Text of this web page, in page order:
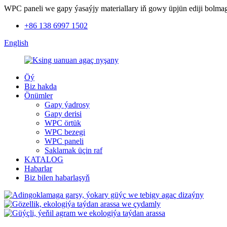
WPC paneli we gapy ýasaýjy materiallary iň gowy üpjün ediji
+86 138 6997 1502
English
Öý
Biz hakda
Önümler
Gapy ýadrosy
Gapy derisi
WPC örtük
WPC bezegi
WPC paneli
Saklamak üçin raf
KATALOG
Habarlar
Biz bilen habarlaşyň